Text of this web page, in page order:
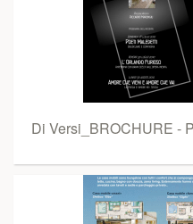
Di Versi_BROCHURE -